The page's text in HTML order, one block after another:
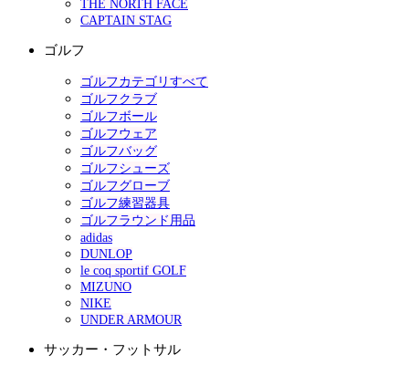
THE NORTH FACE
CAPTAIN STAG
ゴルフ
ゴルフカテゴリすべて
ゴルフクラブ
ゴルフボール
ゴルフウェア
ゴルフバッグ
ゴルフシューズ
ゴルフグローブ
ゴルフ練習器具
ゴルフラウンド用品
adidas
DUNLOP
le coq sportif GOLF
MIZUNO
NIKE
UNDER ARMOUR
サッカー・フットサル